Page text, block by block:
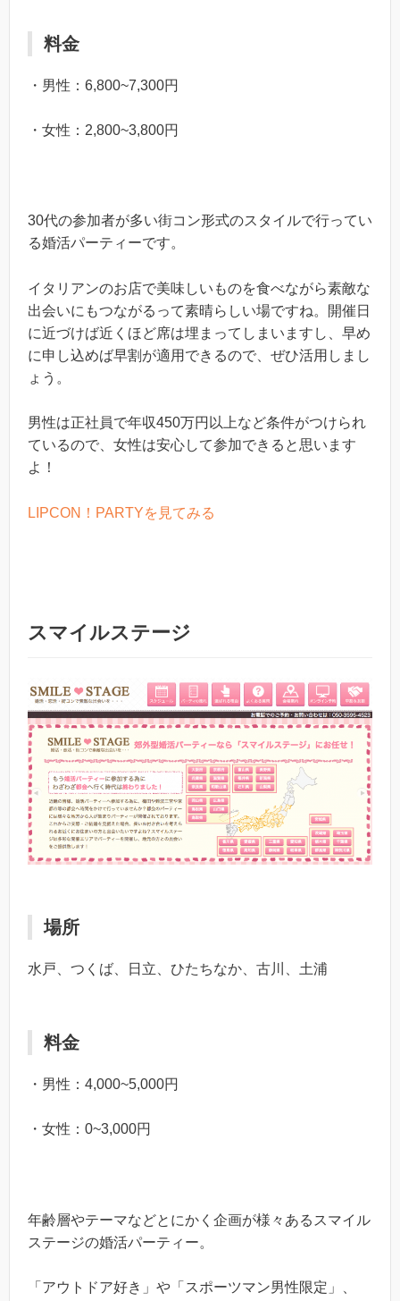
料金
・男性：6,800~7,300円
・女性：2,800~3,800円
30代の参加者が多い街コン形式のスタイルで行ってい
る婚活パーティーです。
イタリアンのお店で美味しいものを食べながら素敵な
出会いにもつながるって素晴らしい場ですね。開催日
に近づけば近くほど席は埋まってしまいますし、早め
に申し込めば早割が適用できるので、ぜひ活用しまし
ょう。
男性は正社員で年収450万円以上など条件がつけられ
ているので、女性は安心して参加できると思います
よ！
LIPCON！PARTYを見てみる
スマイルステージ
場所
水戸、つくば、日立、ひたちなか、古川、土浦
料金
・男性：4,000~5,000円
・女性：0~3,000円
年齢層やテーマなどとにかく企画が様々あるスマイル
ステージの婚活パーティー。
「アウトドア好き」や「スポーツマン男性限定」、